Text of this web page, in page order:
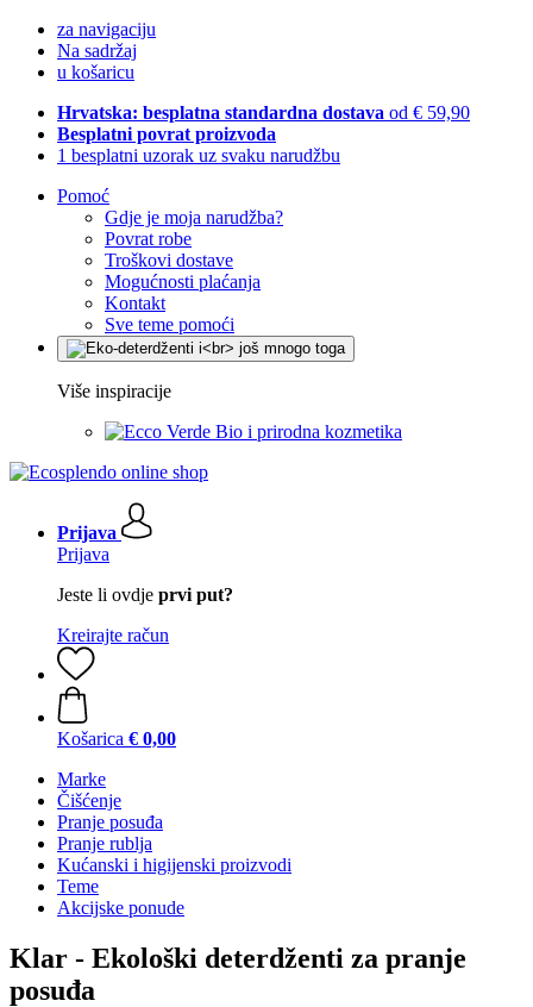
za navigaciju
Na sadržaj
u košaricu
Hrvatska: besplatna standardna dostava od € 59,90
Besplatni povrat proizvoda
1 besplatni uzorak uz svaku narudžbu
Pomoć
Gdje je moja narudžba?
Povrat robe
Troškovi dostave
Mogućnosti plaćanja
Kontakt
Sve teme pomoći
Više inspiracije
Bio i prirodna kozmetika
Prijava
Prijava
Jeste li ovdje prvi put?
Kreirajte račun
Košarica € 0,00
Marke
Čišćenje
Pranje posuđa
Pranje rublja
Kućanski i higijenski proizvodi
Teme
Akcijske ponude
Klar - Ekološki deterdženti za pranje
posuđa